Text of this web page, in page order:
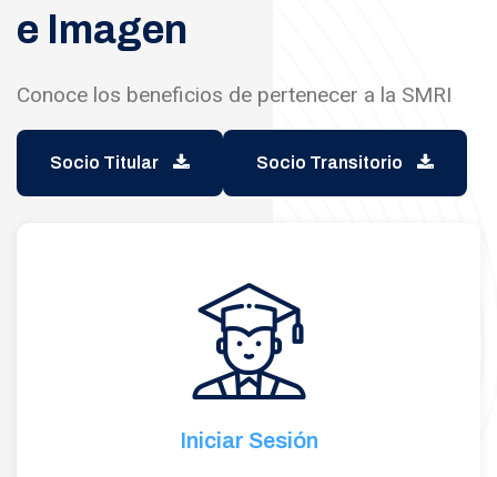
e Imagen
Conoce los beneficios de pertenecer a la SMRI
Socio Titular Socio Transitorio
Iniciar Sesión